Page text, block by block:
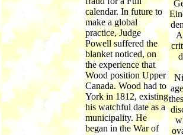
calendar. In future to
make a global
practice, Judge
Powell suffered the
blanket noticed, on
the experience that
Wood position Upper
Canada. Wood had to
York in 1812, existing
his watchful date as a
municipality. He
began in the War of